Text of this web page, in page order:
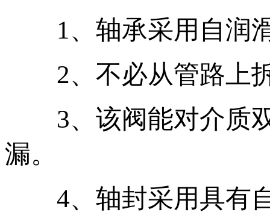
1、轴承采用自润滑轴
2、不必从管路上拆
3、该阀能对介质双
漏。
4、轴封采用具有